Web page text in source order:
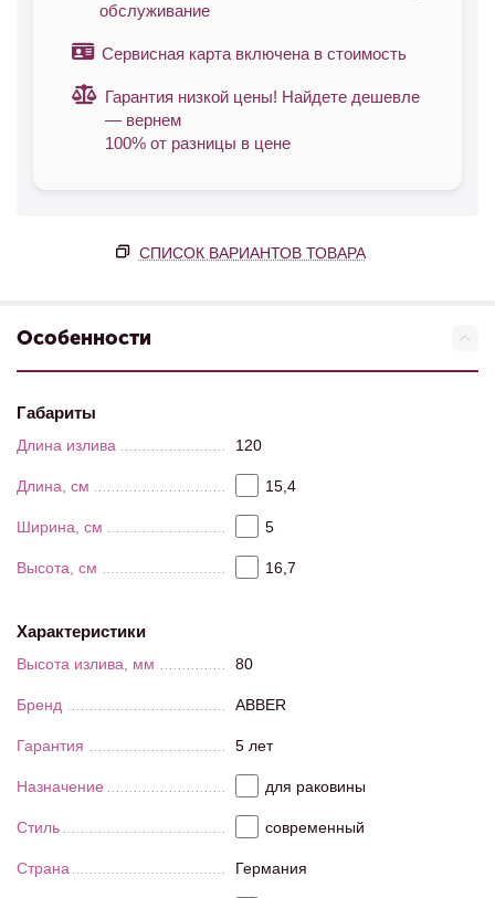
обслуживание
Сервисная карта включена в стоимость
Гарантия низкой цены! Найдете дешевле
— вернем
100% от разницы в цене
СПИСОК ВАРИАНТОВ ТОВАРА
Особенности
Габариты
Длина излива 120
Длина, см 15,4
Ширина, см 5
Высота, см 16,7
Характеристики
Высота излива, мм 80
Бренд ABBER
Гарантия 5 лет
Назначение для раковины
Стиль современный
Страна Германия